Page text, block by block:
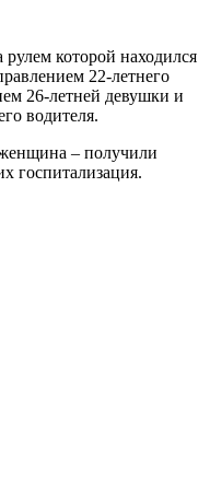
которой находился
22-летнего
26-летней девушки и
водителя.
– получили
госпитализация.